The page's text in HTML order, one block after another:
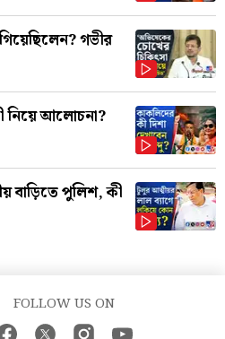
গভীর
নিয়ে আলোচনা?
বাড়িতে পুলিশ, কী
FOLLOW US ON